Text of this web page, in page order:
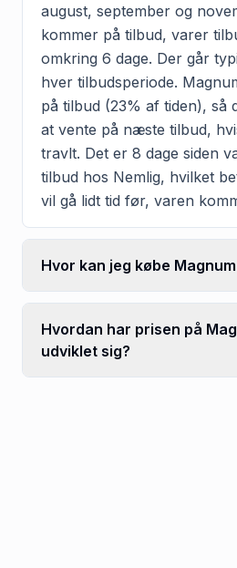
august, september og
kommer på tilbud, varer
omkring 6 dage. Der går
hver tilbudsperiode.
på tilbud (23% af tiden), så
at vente på næste tilbud,
travlt. Det er 8 dage siden
tilbud hos Nemlig, hvilket
vil gå lidt tid før, varen
Hvor kan jeg købe
Hvordan har prisen på
udviklet sig?